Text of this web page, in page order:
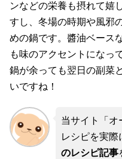
ンなどの栄養も摂れて嬉
すし、冬場の時期や風邪
めの鍋です。醬油ベース
も味のアクセントになっ
鍋が余っても翌日の副菜
いですね！
当サイト「オ
レシピを実際
のレシピ記事